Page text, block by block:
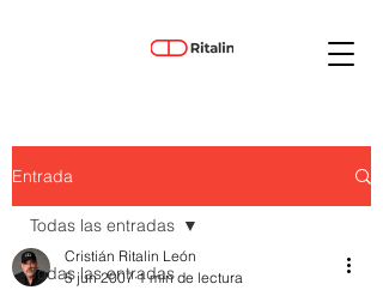
Entrada
Todas las entradas
Todas las entradas
Cristián Ritalin León
5 jun 2007 1 min de lectura